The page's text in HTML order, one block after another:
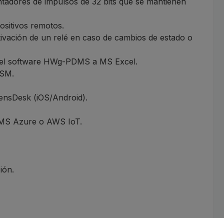
remotos.
de un relé en caso de cambios de estado o
software HWg-PDMS a MS Excel.
(iOS/Android).
Azure o AWS IoT.